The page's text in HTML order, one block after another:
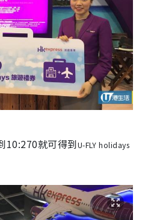
10:270就可得到U-FLY holidays